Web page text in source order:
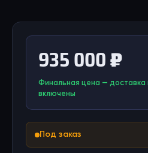
935 000 ₽
Финальная цена — доставка
включены
Под заказ